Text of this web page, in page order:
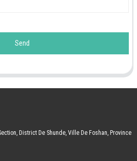
Send
District De Shunde, Ville De Foshan, Province